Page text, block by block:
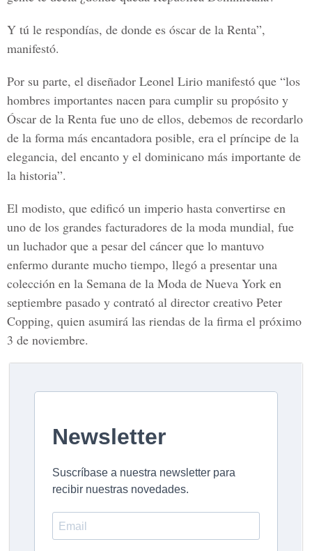
Y tú le respondías, de donde es óscar de la Renta”,
manifestó.
Por su parte, el diseñador Leonel Lirio manifestó que “los
hombres importantes nacen para cumplir su propósito y
Óscar de la Renta fue uno de ellos, debemos de recordarlo
de la forma más encantadora posible, era el príncipe de la
elegancia, del encanto y el dominicano más importante de
la historia”.
El modisto, que edificó un imperio hasta convertirse en
uno de los grandes facturadores de la moda mundial, fue
un luchador que a pesar del cáncer que lo mantuvo
enfermo durante mucho tiempo, llegó a presentar una
colección en la Semana de la Moda de Nueva York en
septiembre pasado y contrató al director creativo Peter
Copping, quien asumirá las riendas de la firma el próximo
3 de noviembre.